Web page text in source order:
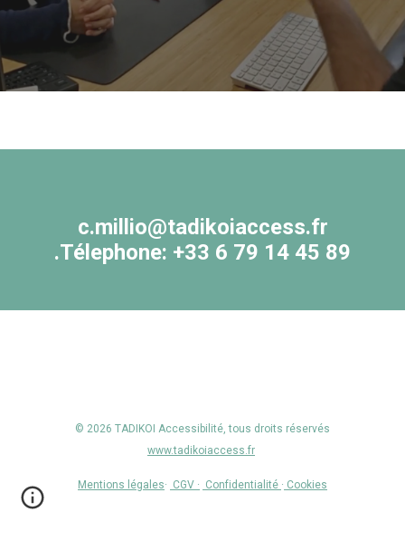
c.millio@tadikoiaccess.fr
.Télephone: +33 6 79 14 45 89
© 2026 TADIKOI Accessibilité, tous droits réservés
www.tadikoiaccess.fr
Mentions légales· CGV · Confidentialité · Cookies